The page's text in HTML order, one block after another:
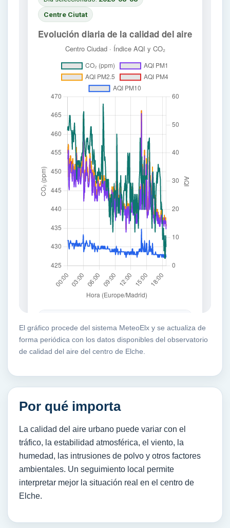
El gráfico procede del sistema MeteoElx y se actualiza de
forma periódica con los datos disponibles del observatorio
de calidad del aire del centro de Elche.
Por qué importa
La calidad del aire urbano puede variar con el
tráfico, la estabilidad atmosférica, el viento, la
humedad, las intrusiones de polvo y otros factores
ambientales. Un seguimiento local permite
interpretar mejor la situación real en el centro de
Elche.